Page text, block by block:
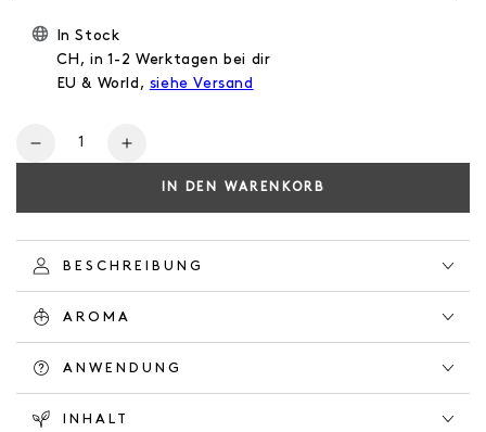
In Stock
CH, in 1-2 Werktagen bei dir
EU & World, siehe Versand
Verringere
NATURAL
DEODORANT
HERBAL
GARDEN
Erhöhe
Menge
NATURAL
DEODORANT
HERBAL
GARDEN
IN DEN WARENKORB
BESCHREIBUNG
AROMA
ANWENDUNG
INHALT